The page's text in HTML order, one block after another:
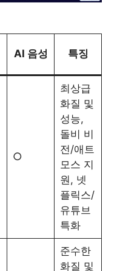
AI 음성 특징
○
최상급
화질 및
성능,
돌비 비
전/애트
모스 지
원, 넷
플릭스/
유튜브
특화
준수한
화질 및